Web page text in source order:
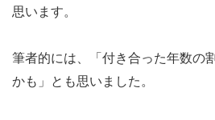
思います。
筆者的には、「付き合った年数の
かも」とも思いました。